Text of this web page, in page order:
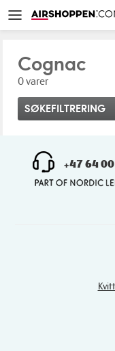
Cognac
0 varer
SØKEFILTRERING
+47 64